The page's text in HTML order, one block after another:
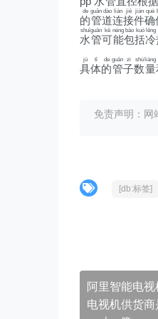
的
de
管
guǎn
道
dào
连
lián
接
jiē
件
jiàn
确
què
水
shuǐ
管
guǎn
可
kě
能
néng
包
bāo
括
kuò
冷
lěng
具
jù
体
tǐ
的
de
管
guǎn
子
zi
数
shù
量
liàng
免责声明：网
[db:标签]
阿里智能电
电视机供货商